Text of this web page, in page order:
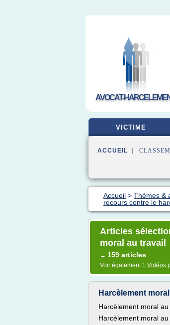
AVOCAT-
VICTIME
ACCUEIL |
Accueil > Thèmes &
recours contre le
Articles
moral au travail
→ 159 articles
Voir également 1 Vidéos
Harcèlement
Harcèlement moral
Harcèlement moral